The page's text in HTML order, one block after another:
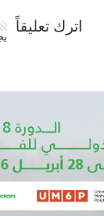
اترك تعليقاً